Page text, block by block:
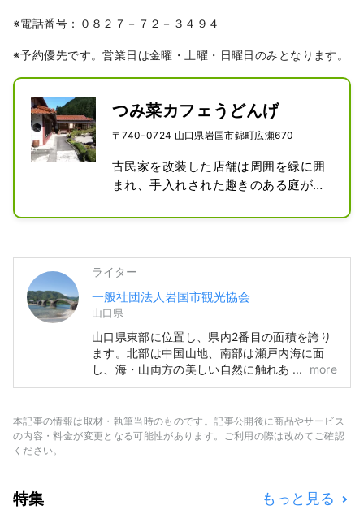
※電話番号：０８２７－７２－３４９４
※予約優先です。営業日は金曜・土曜・日曜日のみとなります。
つみ菜カフェうどんげ
〒740-0724 山口県岩国市錦町広瀬670
古民家を改装した店舗は周囲を緑に囲
まれ、手入れされた趣きのある庭が訪
ます。
に一度だけ咲く伝説の花で、お客様と
の出会いを大切にしたいとの店主の想
いから名付けられました。
人気メニューの「つみ菜ランチ」は季
節折々のつみ菜の天ぷら盛り合わせや
山菜を中心とした小鉢、郷土の角寿司
などのご飯もの（日替わり）、汁物、
デザート、食後のコーヒーがあり盛り
ットーに自然の山菜・薬草・地野菜を
ライター
一般社団法人岩国市観光協会
山口県
山口県東部に位置し、県内2番目の面積を誇り
ます。北部は中国山地、南部は瀬戸内海に面
し、海・山両方の美しい自然に触れあうことが
できます。
more
本記事の情報は取材・執筆当時のものです。記事公開後に商品やサービス
の内容・料金が変更となる可能性があります。ご利用の際は改めてご確認
ください。
特集 もっと見る